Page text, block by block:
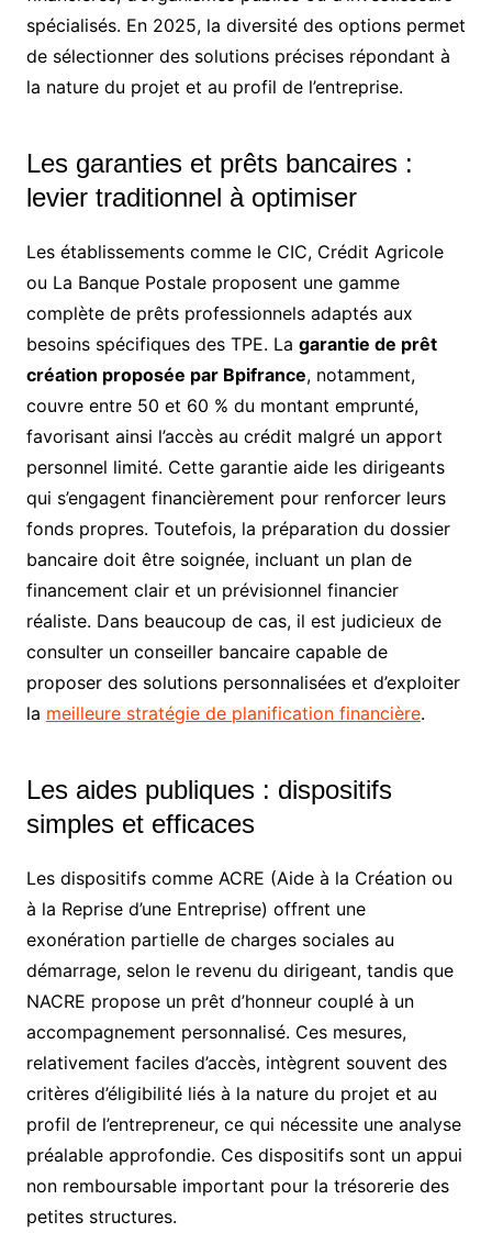
spécialisés. En 2025, la diversité des options permet
de sélectionner des solutions précises répondant à
la nature du projet et au profil de l’entreprise.
Les garanties et prêts bancaires :
levier traditionnel à optimiser
Les établissements comme le CIC, Crédit Agricole
ou La Banque Postale proposent une gamme
complète de prêts professionnels adaptés aux
besoins spécifiques des TPE. La garantie de prêt
création proposée par Bpifrance, notamment,
couvre entre 50 et 60 % du montant emprunté,
favorisant ainsi l’accès au crédit malgré un apport
personnel limité. Cette garantie aide les dirigeants
qui s’engagent financièrement pour renforcer leurs
fonds propres. Toutefois, la préparation du dossier
bancaire doit être soignée, incluant un plan de
financement clair et un prévisionnel financier
réaliste. Dans beaucoup de cas, il est judicieux de
consulter un conseiller bancaire capable de
proposer des solutions personnalisées et d’exploiter
la meilleure stratégie de planification financière.
Les aides publiques : dispositifs
simples et efficaces
Les dispositifs comme ACRE (Aide à la Création ou
à la Reprise d’une Entreprise) offrent une
exonération partielle de charges sociales au
démarrage, selon le revenu du dirigeant, tandis que
NACRE propose un prêt d’honneur couplé à un
accompagnement personnalisé. Ces mesures,
relativement faciles d’accès, intègrent souvent des
critères d’éligibilité liés à la nature du projet et au
profil de l’entrepreneur, ce qui nécessite une analyse
préalable approfondie. Ces dispositifs sont un appui
non remboursable important pour la trésorerie des
petites structures.